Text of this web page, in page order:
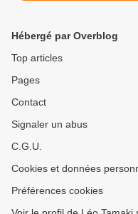
Hébergé par Overblog
Top articles
Pages
Contact
Signaler un abus
C.G.U.
Cookies et données
Préférences cookies